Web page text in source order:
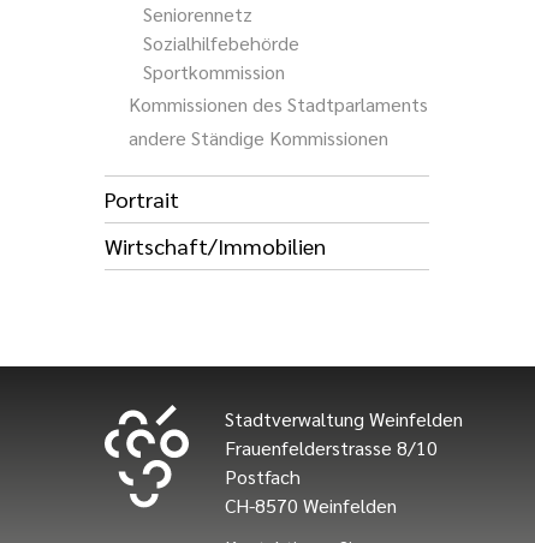
Seniorennetz
Sozialhilfebehörde
Sportkommission
Kommissionen des Stadtparlaments
andere Ständige Kommissionen
Portrait
Wirtschaft/Immobilien
Stadtverwaltung Weinfelden
Frauenfelderstrasse 8/10
Postfach
CH-8570 Weinfelden